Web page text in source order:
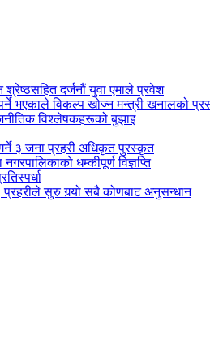
दर्जनौं युवा एमाले प्रवेश
भएकाले विकल्प खोज्न मन्त्री खनालको
विश्लेषकहरूको बुझाइ
३ जना प्रहरी अधिकृत पुरस्कृत
धम्कीपूर्ण विज्ञप्ति
प्रहरीले सुरु गर्‍यो सबै कोणबाट अनुसन्धान